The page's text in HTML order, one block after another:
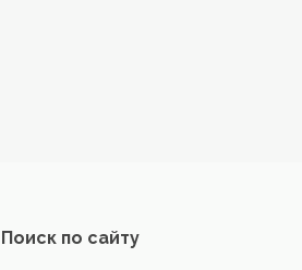
Поиск по сайту